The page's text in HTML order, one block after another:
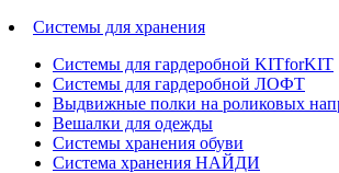
Системы для хранения
Системы для гардеробной KITforKIT
Системы для гардеробной ЛОФТ
Выдвижные полки на роликовых
Вешалки для одежды
Системы хранения обуви
Система хранения НАЙДИ